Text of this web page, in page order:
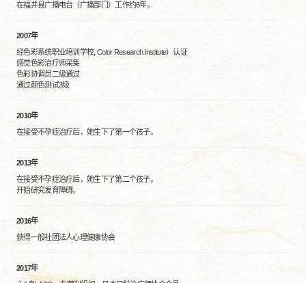
在福井县广播电台（广播部门）工作约6年。
2007年
经色彩系统职业培训学校, Color Research Institute）认证
感觉色彩治疗师采集
色彩协调员二级通过
通过颜色测试3级
2010年
在接受不孕症治疗后，她生下了第一个孩子。
2013年
在接受不孕症治疗后，她生下了第二个孩子。
开始研究发育障碍。
2016年
获得一般社团法人心理健康协会
2017年